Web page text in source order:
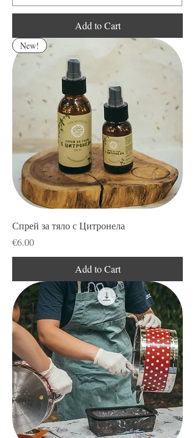
Add to Cart
New!
Спрей за тяло с Цитронела
Price
€6.00
Add to Cart